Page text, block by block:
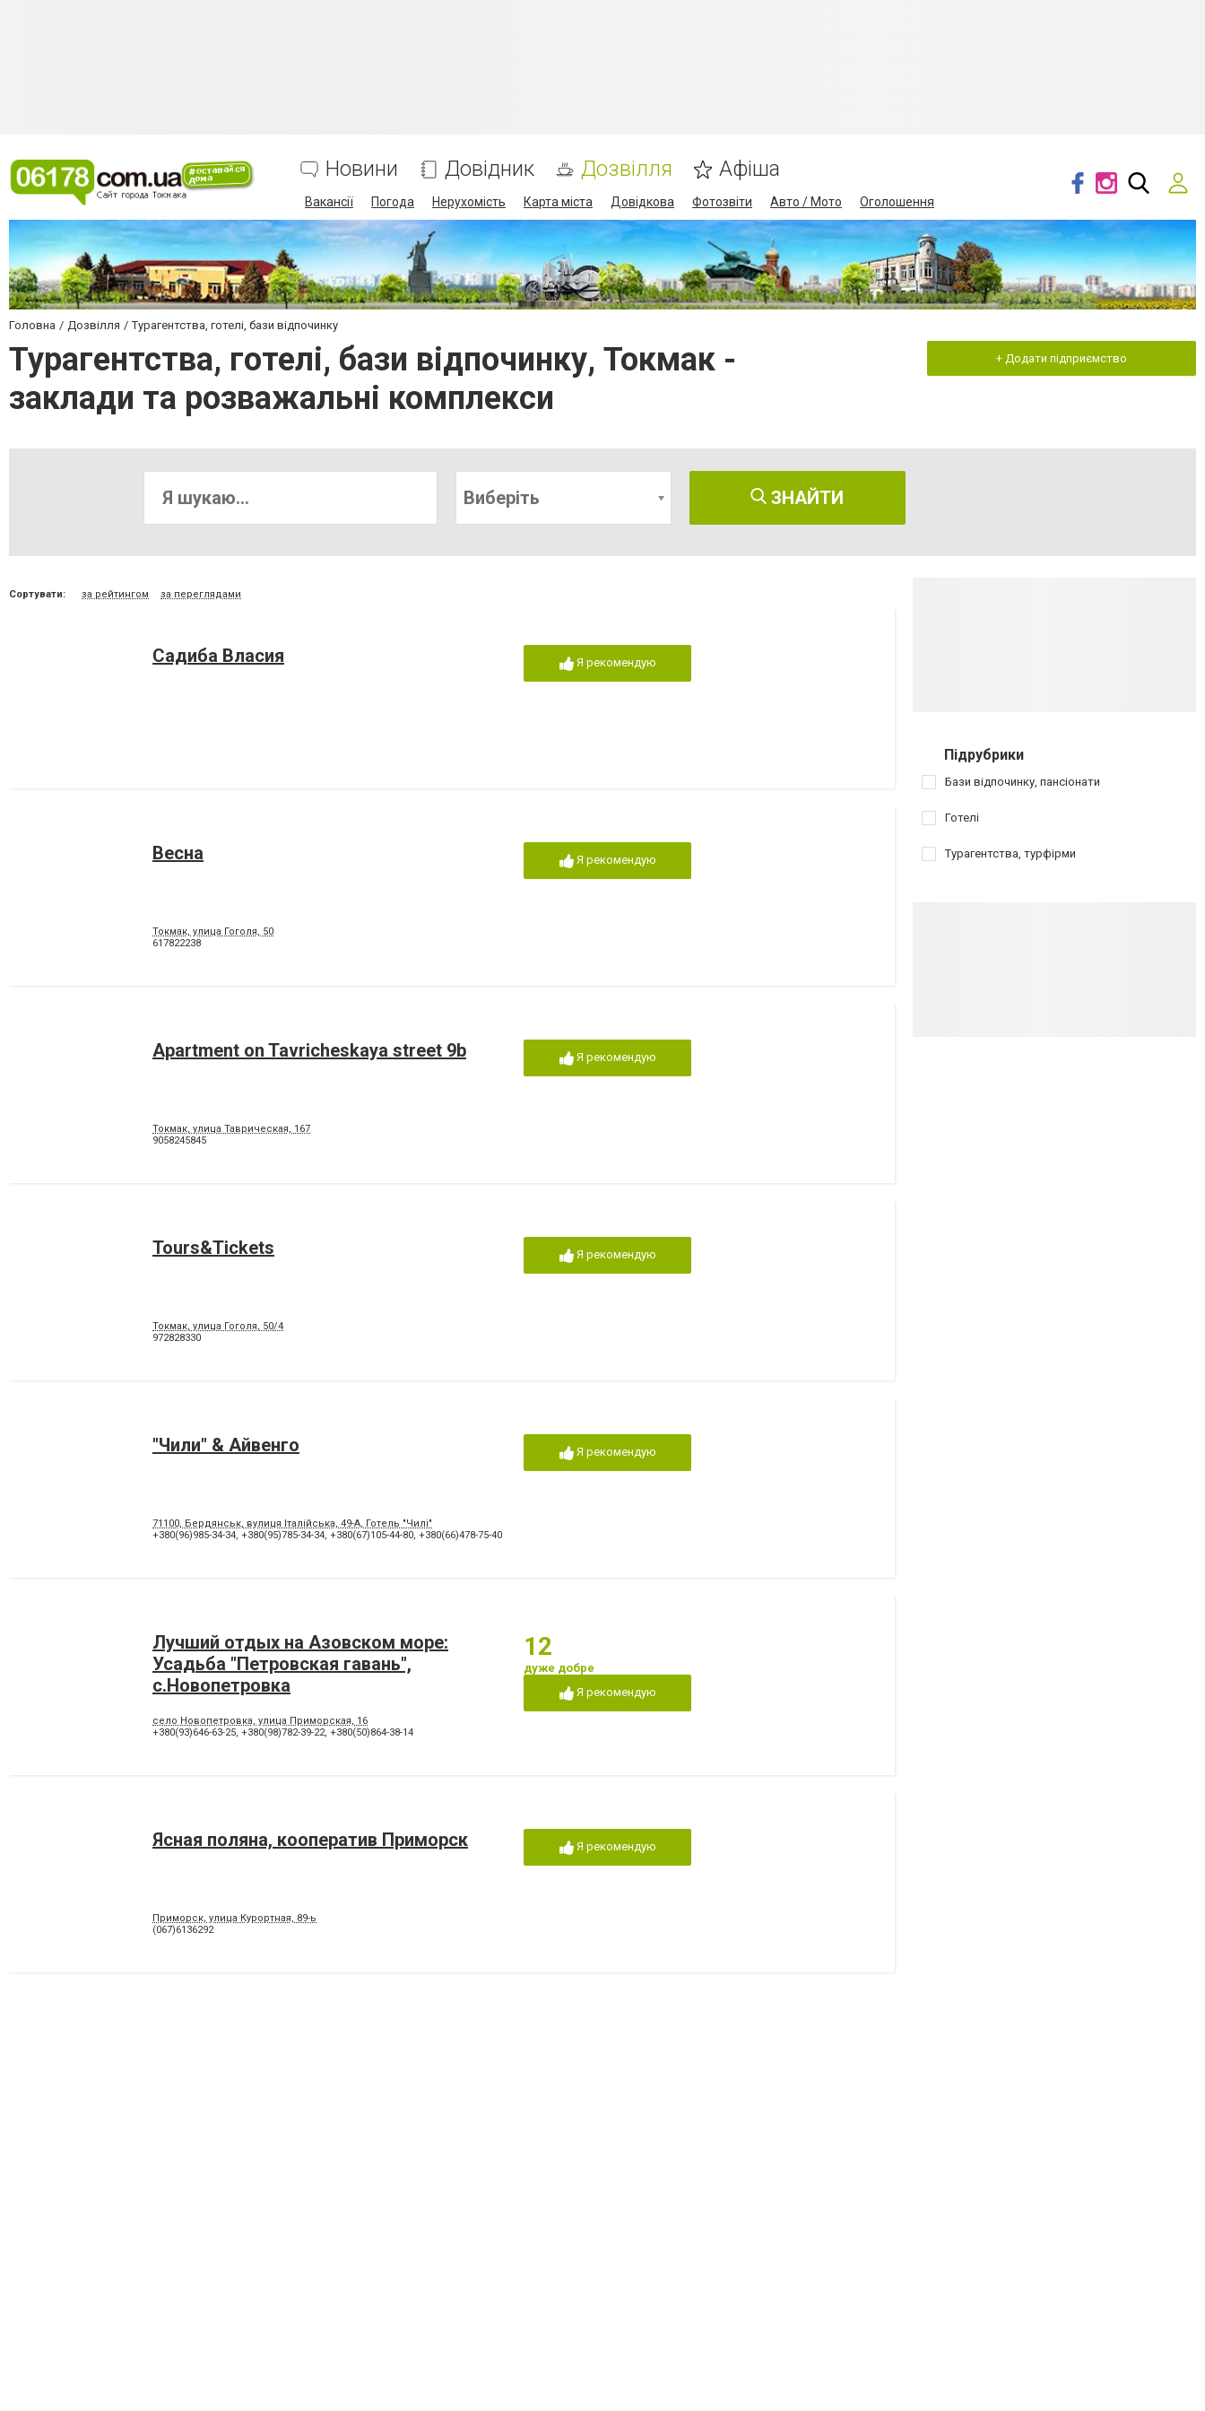
Новини Довідник Дозвілля Афіша
Вакансії Погода Нерухомість Карта міста Довідкова Фотозвіти Авто / Мото Оголошення
Головна Дозвілля Турагентства, готелі, бази відпочинку
Турагентства, готелі, бази відпочинку, Токмак -
заклади та розважальні комплекси
+ Додати підприємство
Виберіть ЗНАЙТИ
Сортувати: за рейтингом за переглядами
Садиба Власия Я рекомендую
Весна
Токмак, улица Гоголя, 50
617822238
Я рекомендую
Apartment on Tavricheskaya street 9b
Токмак, улица Таврическая, 167
9058245845
Я рекомендую
Tours&Tickets
Токмак, улица Гоголя, 50/4
972828330
Я рекомендую
"Чили" & Айвенго
71100, Бердянськ, вулиця Італійська, 49-А, Готель "Чилі"
+380(96)985-34-34, +380(95)785-34-34, +380(67)105-44-80, +380(66)478-75-40
Я рекомендую
Лучший отдых на Азовском море:
Усадьба "Петровская гавань",
с.Новопетровка
село Новопетровка, улица Приморская, 16
+380(93)646-63-25, +380(98)782-39-22, +380(50)864-38-14
12
дуже добре
Я рекомендую
Ясная поляна, кооператив Приморск
Приморск, улица Курортная, 89-ь
(067)6136292
Я рекомендую
Підрубрики
Бази відпочинку, пансіонати
Готелі
Турагентства, турфірми